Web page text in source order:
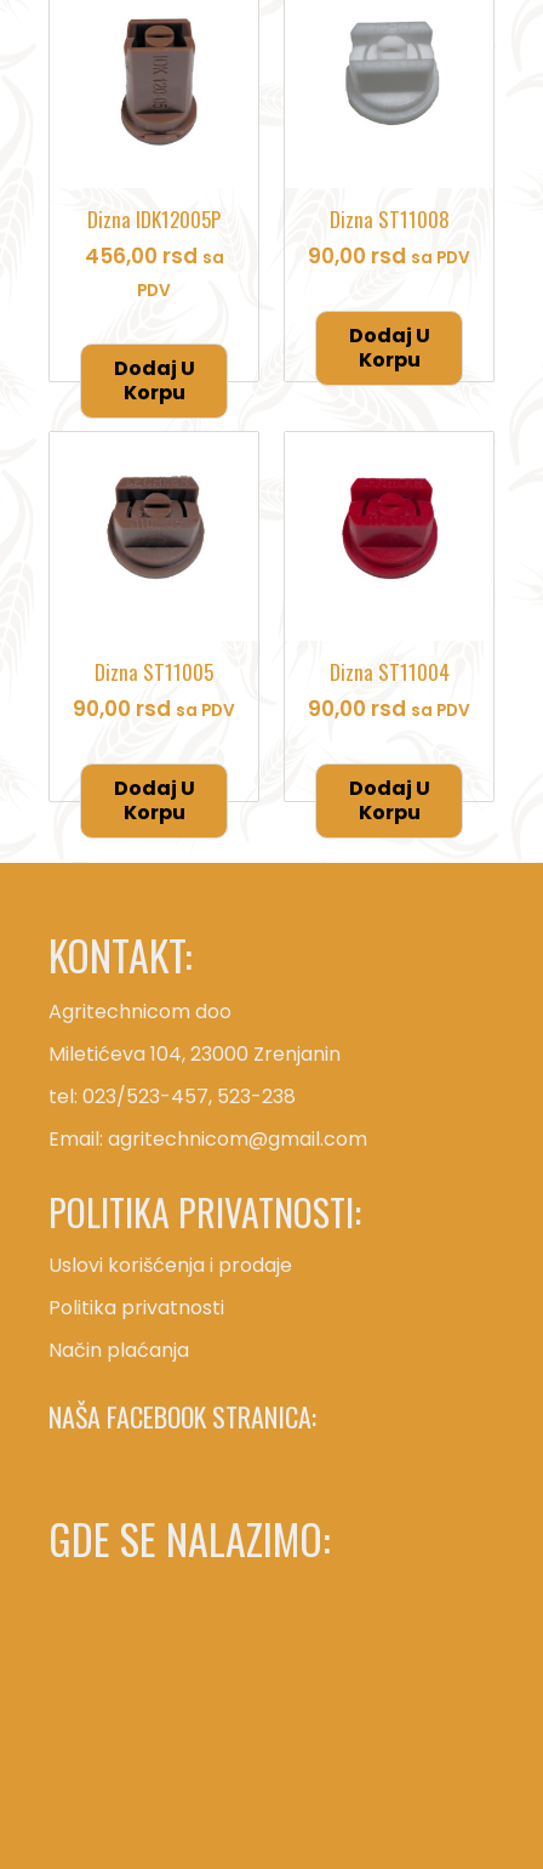
Dizna IDK12005P
456,00 rsd sa
PDV
Dodaj U
Korpu
Dizna ST11008
90,00 rsd sa PDV
Dodaj U
Korpu
Dizna ST11005
90,00 rsd sa PDV
Dodaj U
Korpu
Dizna ST11004
90,00 rsd sa PDV
Dodaj U
Korpu
KONTAKT:
Agritechnicom doo
Miletićeva 104, 23000 Zrenjanin
tel: 023/523-457, 523-238
Email: agritechnicom@gmail.com
POLITIKA PRIVATNOSTI:
Uslovi korišćenja i prodaje
Politika privatnosti
Način plaćanja
NAŠA FACEBOOK STRANICA:
GDE SE NALAZIMO: